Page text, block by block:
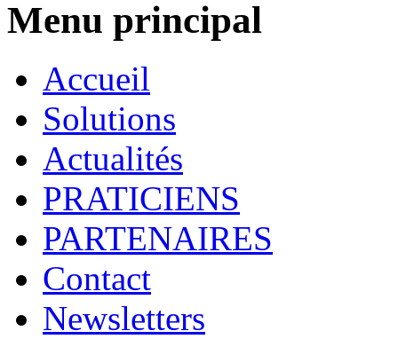
Menu principal
Accueil
Solutions
Actualités
PRATICIENS
PARTENAIRES
Contact
Newsletters